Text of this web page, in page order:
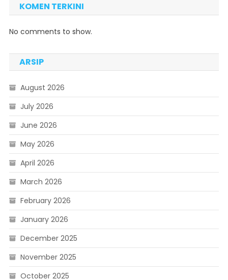
KOMEN TERKINI
No comments to show.
ARSIP
August 2026
July 2026
June 2026
May 2026
April 2026
March 2026
February 2026
January 2026
December 2025
November 2025
October 2025